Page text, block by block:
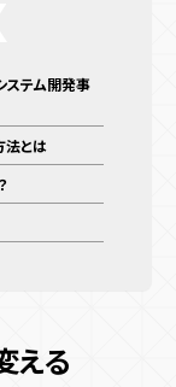
ステム開発事
法とは
える